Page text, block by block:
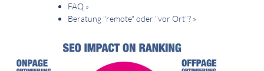
FAQ »
Beratung "remote" oder "vor Ort"? »